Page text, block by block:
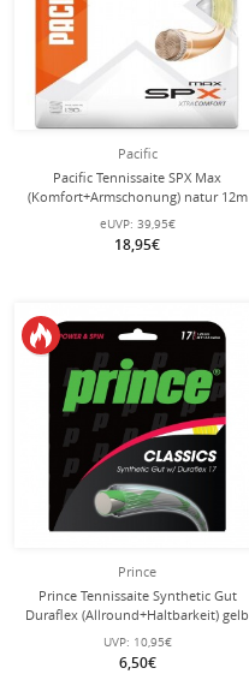
Pacific
Pacific Tennissaite SPX Max
(Komfort+Armschonung) natur 12m
Set
eUVP: 39,95€
18,95€
Prince
Prince Tennissaite Synthetic Gut
Duraflex (Allround+Haltbarkeit) gelb
12m Set
UVP: 10,95€
6,50€